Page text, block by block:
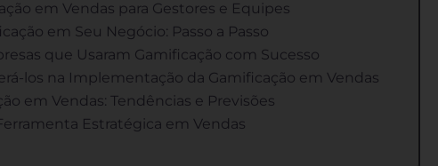
em Vendas para Gestores e Equipes
em Seu Negócio: Passo a Passo
que Usaram Gamificação com Sucesso
los na Implementação da Gamificação em Vendas
em Vendas: Tendências e Previsões
Estratégica em Vendas